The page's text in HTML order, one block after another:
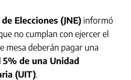
Elecciones (JNE) informó
no cumplan con ejercer el
mesa deberán pagar una
5% de una Unidad
(UIT).